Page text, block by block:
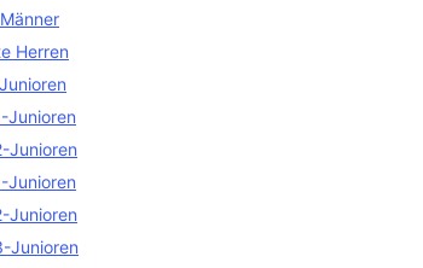
Herren
Junioren
Junioren
Junioren
Junioren
Junioren